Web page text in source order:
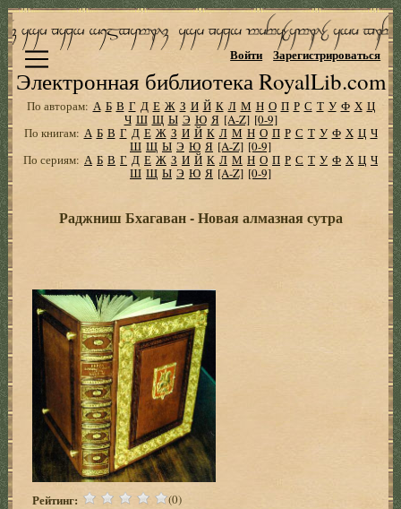
Электронная библиотека RoyalLib.com
Войти Зарегистрироваться
По авторам: А Б В Г Д Е Ж З И Й К Л М Н О П Р С Т У Ф Х Ц
Ч Ш Щ Ы Э Ю Я [A-Z] [0-9]
По книгам: А Б В Г Д Е Ж З И Й К Л М Н О П Р С Т У Ф Х Ц Ч
Ш Щ Ы Э Ю Я [A-Z] [0-9]
По сериям: А Б В Г Д Е Ж З И Й К Л М Н О П Р С Т У Ф Х Ц Ч
Ш Щ Ы Э Ю Я [A-Z] [0-9]
Раджниш Бхагаван - Новая алмазная сутра
Рейтинг: (0)